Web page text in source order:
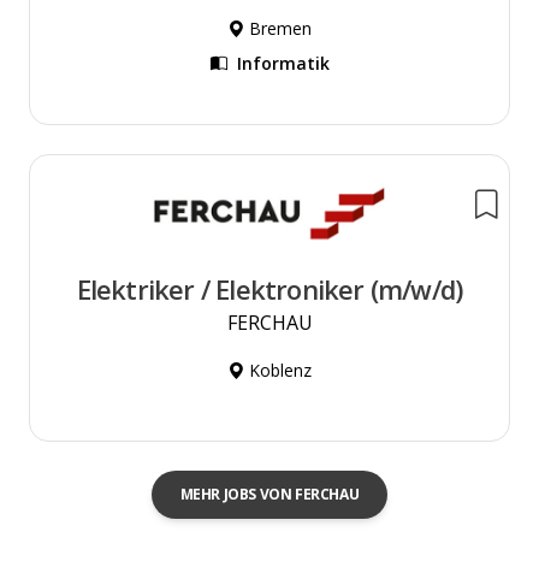
Bremen
Informatik
Elektriker / Elektroniker (m/w/d)
FERCHAU
Koblenz
MEHR JOBS VON FERCHAU